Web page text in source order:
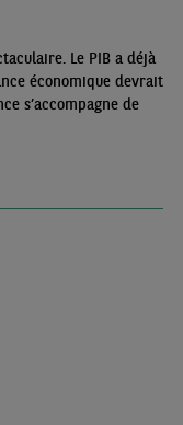
Le PIB a déjà
économique devrait
s’accompagne de